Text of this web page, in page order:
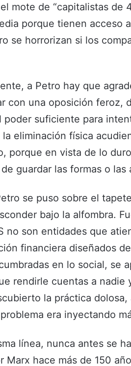
mote de “capitalistas de
porque tienen acceso
se horrorizan si los
a Petro hay que
con una oposición feroz,
poder suficiente para
eliminación física
porque en vista de lo
guardar las formas o las
se puso sobre el
bajo la alfombra.
no son entidades que
financiera diseñados
en lo social, se
rendirle cuentas a
la práctica
era inyectando
línea, nunca antes se
Marx hace más de 150